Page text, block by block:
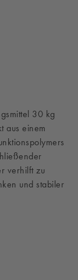
30 kg
aus einem
verhilft zu
und stabiler